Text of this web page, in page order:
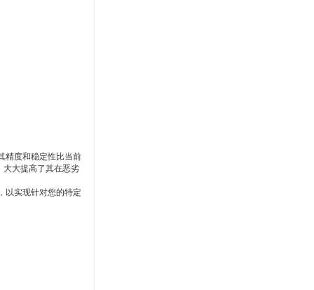
精度和稳定性比当前
大大提高了其在恶劣
以实现针对您的特定